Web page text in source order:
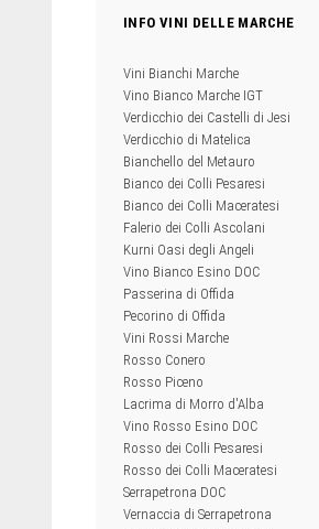
INFO VINI DELLE MARCHE
Vini Bianchi Marche
Vino Bianco Marche IGT
Verdicchio dei Castelli di Jesi
Verdicchio di Matelica
Bianchello del Metauro
Bianco dei Colli Pesaresi
Bianco dei Colli Maceratesi
Falerio dei Colli Ascolani
Kurni Oasi degli Angeli
Vino Bianco Esino DOC
Passerina di Offida
Pecorino di Offida
Vini Rossi Marche
Rosso Conero
Rosso Piceno
Lacrima di Morro d'Alba
Vino Rosso Esino DOC
Rosso dei Colli Pesaresi
Rosso dei Colli Maceratesi
Serrapetrona DOC
Vernaccia di Serrapetrona